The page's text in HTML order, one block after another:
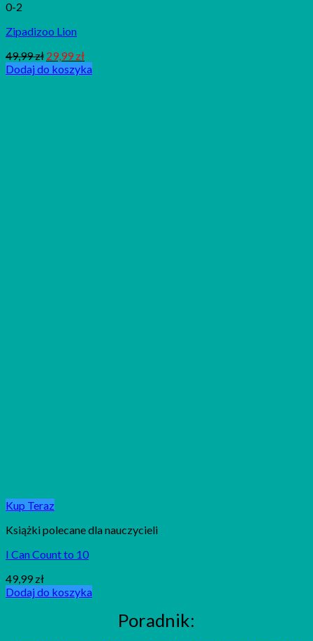
0-2
Zipadizoo Lion
49,99zł 29,99zł
Dodaj do koszyka
Kup Teraz
Książki polecane dla nauczycieli
I Can Count to 10
49,99 zł
Dodaj do koszyka
Poradnik: